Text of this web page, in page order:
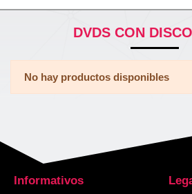
DVDS CON
No hay productos disponibles
Informativos